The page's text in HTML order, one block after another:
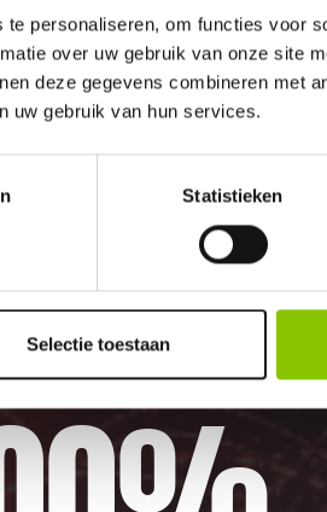
personaliseren, om functies voor
over uw gebruik van onze site
deze gegevens combineren met
uw gebruik van hun services.
Statistieken
Selectie toestaan
van harte welkom! U